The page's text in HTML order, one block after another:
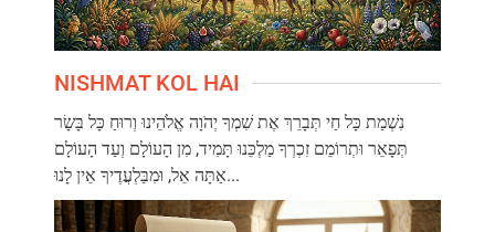
NISHMAT KOL HAI
נִשְׁמַת כָּל חַי תְּבָרֵךְ אֶת שִׁמְךָ יְהֹוָה אֱלֹהֵינוּ וְרוּחַ כָּל בָּשָׂר
תְּפָאֵר וּתְרוֹמֵם זִכְרְךָ מַלְכֵּנוּ תָּמִיד, מִן הָעוֹלָם וְעַד הָעוֹלָם
אַתָּה אֵל, וּמִבַּלְעֲדֶיךָ אֵין לָנוּ...